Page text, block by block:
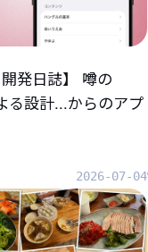
発日誌】 噂の
る設計...からのアプ
2026-07-04